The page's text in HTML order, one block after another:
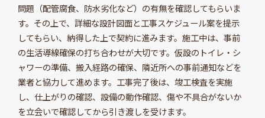
問題（配管腐食、防水劣化など）の有無を確認してもらいま
す。その上で、詳細な設計図面と工事スケジュール案を提示
してもらい、納得した上で契約に進みます。施工中は、事前
の生活導線確保の打ち合わせが大切です。仮設のトイレ・シ
ャワーの準備、搬入経路の確保、隣近所への事前通知などを
業者と協力して進めます。工事完了後は、竣工検査を実施
し、仕上がりの確認、設備の動作確認、傷や不具合がないか
を立会いで確認してから引き渡しを受けます。